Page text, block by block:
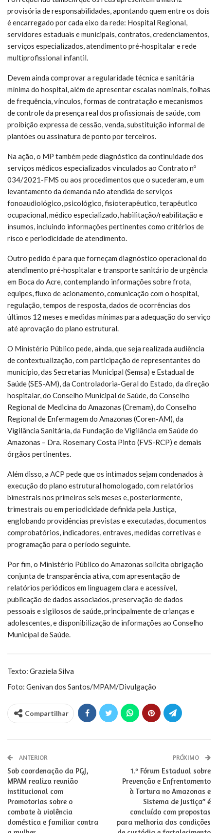
provisória de responsabilidades, apontando quem entre os dois
é encarregado por cada eixo da rede: Hospital Regional,
servidores estaduais e municipais, contratos, credenciamentos,
serviços especializados, atendimento pré-hospitalar e rede
multiprofissional infantil.
Devem ainda comprovar a regularidade técnica e sanitária
mínima do hospital, além de apresentar escalas nominais, folhas
de frequência, vínculos, formas de contratação e mecanismos
de controle da presença real dos profissionais de saúde, com
proibição expressa de cessão, venda, substituição informal de
plantões ou assinatura de ponto por terceiros.
Na ação, o MP também pede diagnóstico da continuidade dos
serviços médicos especializados vinculados ao Contrato nº
034/2021-FMS ou aos procedimentos que o sucederam, e um
levantamento da demanda não atendida de serviços
fonoaudiológico, psicológico, fisioterapêutico, terapêutico
ocupacional, médico especializado, habilitação/reabilitação e
insumos, incluindo informações pertinentes como critérios de
risco e periodicidade de atendimento.
Outro pedido é para que forneçam diagnóstico operacional do
atendimento pré-hospitalar e transporte sanitário de urgência
em Boca do Acre, contemplando informações sobre frota,
equipes, fluxo de acionamento, comunicação com o hospital,
regulação, tempos de resposta, dados de ocorrências dos
últimos 12 meses e medidas mínimas para adequação do serviço
até aprovação do plano estrutural.
O Ministério Público pede, ainda, que seja realizada audiência
de contextualização, com participação de representantes do
município, das Secretarias Municipal (Semsa) e Estadual de
Saúde (SES-AM), da Controladoria-Geral do Estado, da direção
hospitalar, do Conselho Municipal de Saúde, do Conselho
Regional de Medicina do Amazonas (Cremam), do Conselho
Regional de Enfermagem do Amazonas (Coren-AM), da
Vigilância Sanitária, da Fundação de Vigilância em Saúde do
Amazonas – Dra. Rosemary Costa Pinto (FVS-RCP) e demais
órgãos pertinentes.
Além disso, a ACP pede que os intimados sejam condenados à
execução do plano estrutural homologado, com relatórios
bimestrais nos primeiros seis meses e, posteriormente,
trimestrais ou em periodicidade definida pela Justiça,
englobando providências previstas e executadas, documentos
comprobatórios, indicadores, entraves, medidas corretivas e
programação para o período seguinte.
Por fim, o Ministério Público do Amazonas solicita obrigação
conjunta de transparência ativa, com apresentação de
relatórios periódicos em linguagem clara e acessível,
publicação de dados associados, preservação de dados
pessoais e sigilosos de saúde, principalmente de crianças e
adolescentes, e disponibilização de informações ao Conselho
Municipal de Saúde.
Texto: Graziela Silva
Foto: Genivan dos Santos/MPAM/Divulgação
Compartilhar
ANTERIOR
Sob coordenação da PGJ,
MPAM realiza reunião
institucional com
Promotorias sobre o
combate à violência
doméstica e familiar contra
PRÓXIMO
1.º Fórum Estadual sobre
Prevenção e Enfrentamento
à Tortura no Amazonas e
Sistema de Justiça” é
concluído com propostas
para melhoria das condições